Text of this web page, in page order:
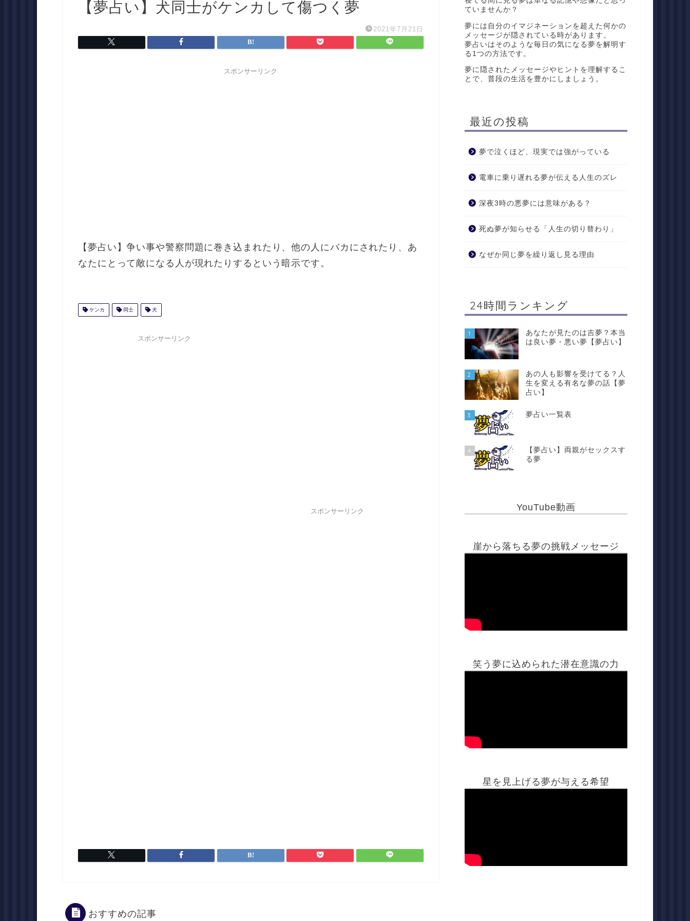
【夢占い】犬同士がケンカして傷つく夢
2021年7月21日
スポンサーリンク
【夢占い】争い事や警察問題に巻き込まれたり、他の人にバカにされたり、あ
なたにとって敵になる人が現れたりするという暗示です。
ケンカ 同士 犬
スポンサーリンク
スポンサーリンク
おすすめの記事
ていませんか？
夢には自分のイマジネーションを超えた何かの
メッセージが隠されている時があります。
夢占いはそのような毎日の気になる夢を解明す
る1つの方法です。
夢に隠されたメッセージやヒントを理解するこ
とで、普段の生活を豊かにしましょう。
最近の投稿
夢で泣くほど、現実では強がっている
電車に乗り遅れる夢が伝える人生のズレ
深夜3時の悪夢には意味がある？
死ぬ夢が知らせる「人生の切り替わり」
なぜか同じ夢を繰り返し見る理由
24時間ランキング
1
あなたが見たのは吉夢？本当
は良い夢・悪い夢【夢占い】
2
あの人も影響を受けてる？人
生を変える有名な夢の話【夢
占い】
3 夢占い一覧表
4
【夢占い】両親がセックスす
る夢
YouTube動画
崖から落ちる夢の挑戦メッセージ
笑う夢に込められた潜在意識の力
星を見上げる夢が与える希望